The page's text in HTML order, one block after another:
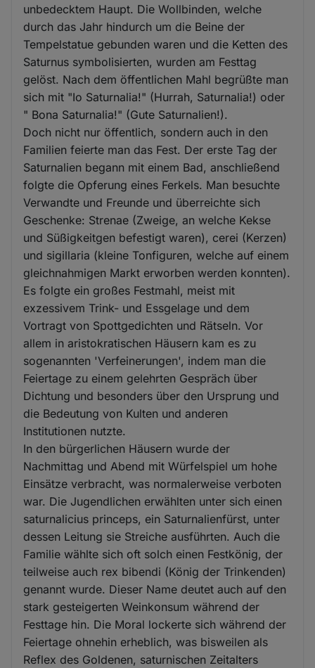
unbedecktem Haupt. Die Wollbinden, welche
durch das Jahr hindurch um die Beine der
Tempelstatue gebunden waren und die Ketten des
Saturnus symbolisierten, wurden am Festtag
gelöst. Nach dem öffentlichen Mahl begrüßte man
sich mit "Io Saturnalia!" (Hurrah, Saturnalia!) oder
" Bona Saturnalia!" (Gute Saturnalien!).
Doch nicht nur öffentlich, sondern auch in den
Familien feierte man das Fest. Der erste Tag der
Saturnalien begann mit einem Bad, anschließend
folgte die Opferung eines Ferkels. Man besuchte
Verwandte und Freunde und überreichte sich
Geschenke: Strenae (Zweige, an welche Kekse
und Süßigkeitgen befestigt waren), cerei (Kerzen)
und sigillaria (kleine Tonfiguren, welche auf einem
gleichnahmigen Markt erworben werden konnten).
Es folgte ein großes Festmahl, meist mit
exzessivem Trink- und Essgelage und dem
Vortragt von Spottgedichten und Rätseln. Vor
allem in aristokratischen Häusern kam es zu
sogenannten 'Verfeinerungen', indem man die
Feiertage zu einem gelehrten Gespräch über
Dichtung und besonders über den Ursprung und
die Bedeutung von Kulten und anderen
Institutionen nutzte.
In den bürgerlichen Häusern wurde der
Nachmittag und Abend mit Würfelspiel um hohe
Einsätze verbracht, was normalerweise verboten
war. Die Jugendlichen erwählten unter sich einen
saturnalicius princeps, ein Saturnalienfürst, unter
dessen Leitung sie Streiche ausführten. Auch die
Familie wählte sich oft solch einen Festkönig, der
teilweise auch rex bibendi (König der Trinkenden)
genannt wurde. Dieser Name deutet auch auf den
stark gesteigerten Weinkonsum während der
Festtage hin. Die Moral lockerte sich während der
Feiertage ohnehin erheblich, was bisweilen als
Reflex des Goldenen, saturnischen Zeitalters